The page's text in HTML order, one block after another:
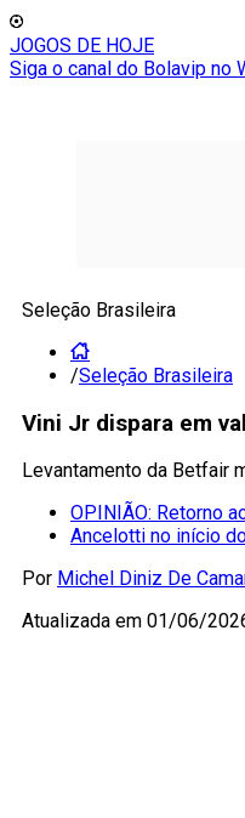
JOGOS DE HOJE
Siga o canal do Bolavip no
Seleção Brasileira
/Seleção Brasileira
Vini Jr dispara em
Levantamento da Betfair
OPINIÃO: Retorno
Ancelotti no início
Por Michel Diniz De
Atualizada em 01/06/